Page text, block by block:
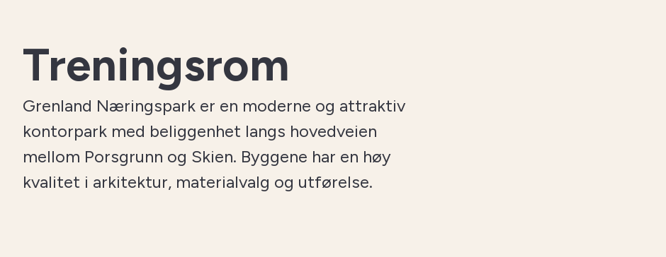
Treningsrom
Grenland Næringspark er en moderne og attraktiv
kontorpark med beliggenhet langs hovedveien
mellom Porsgrunn og Skien. Byggene har en høy
kvalitet i arkitektur, materialvalg og utførelse.